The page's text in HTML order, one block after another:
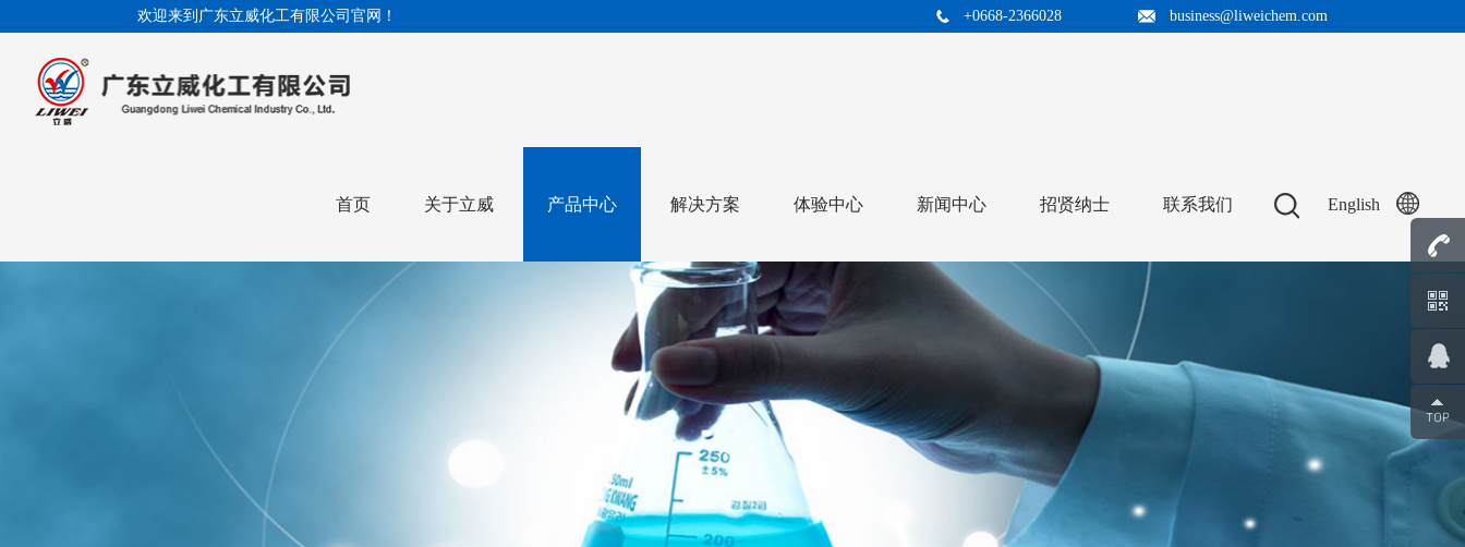
欢迎来到广东立威化工有限公司官网！ +0668-2366028 business@liweichem.com
首页 关于立威 产品中心 解决方案 体验中心 新闻中心 招贤纳士 联系我们 English